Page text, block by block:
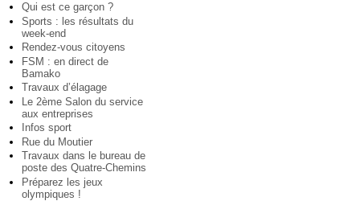
Qui est ce garçon ?
Sports : les résultats du
week-end
Rendez-vous citoyens
FSM : en direct de
Bamako
Travaux d’élagage
Le 2ème Salon du service
aux entreprises
Infos sport
Rue du Moutier
Travaux dans le bureau de
poste des Quatre-Chemins
Préparez les jeux
olympiques !